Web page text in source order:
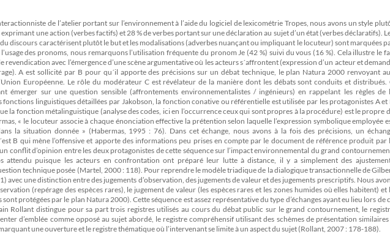
de l’atelier portant sur l’environnement à l’aide du logiciel de lexicométrie Tropes, nous avons un style
une action (verbes factifs) et 28 % de verbes portant sur une déclaration au sujet d’un état (verbes déclaratifs).
discours caractérisent plutôt le but et les modalisations (adverbes nuançant ou impliquant le locuteur) sont marquées
des pronoms, nous remarquons l’utilisation fréquente du pronom Je (42 %) suivi du vous (16 %). Cela illustre le
revendication avec l’émergence d’une scène argumentative où les acteurs s´affrontent (expression d’un acteur et
A est sollicité par B pour qu´il apporte des précisions sur un débat technique, le plan Natura 2000 renvoyant
Européenne. Le rôle du modérateur C est révélateur de la manière dont les débats sont conduits et distribués.
émerger sur une question sensible (affrontements environnementalistes / ingénieurs) en rappelant les règles de
linguistiques détaillées par Jakobson, la fonction conative ou référentielle est utilisée par les protagonistes A et
la fonction métalinguistique (analyse des codes, ici en l’occurrence ceux qui sont propres à la procédure) est le propre
« le locuteur associe à chaque énonciation effective la prétention selon laquelle l’expression symbolique employée
la situation donnée » (Habermas, 1995 : 76). Dans cet échange, nous avons à la fois des précisions, un
B qui mène l’offensive et apporte des informations peu prises en compte par le document de référence produit par
conflit d’opinion entre les deux protagonistes de cette séquence sur l’impact environnemental du grand
attendu puisque les acteurs en confrontation ont préparé leur lutte à distance, il y a simplement des
technique posée (Martel, 2000 : 118). Pour reprendre le modèle triadique de la dialogique transactionnelle de
avec une distinction entre des jugements d’observation, des jugements de valeur et des jugements prescriptifs. Nous
(repérage des espèces rares), le jugement de valeur (les espèces rares et les zones humides où elles habitent) et
protégées par le plan Natura 2000). Cette séquence est assez représentative du type d’échanges ayant eu lieu lors de
Rollant distingue pour sa part trois registres utilisés au cours du débat public sur le grand contournement, le
d’emblée comme opposé au sujet abordé, le registre compréhensif utilisant des schèmes de présentation similaires
une ouverture et le registre thématique où l’intervenant se limite à un aspect du sujet (Rollant, 2007 : 178-188).